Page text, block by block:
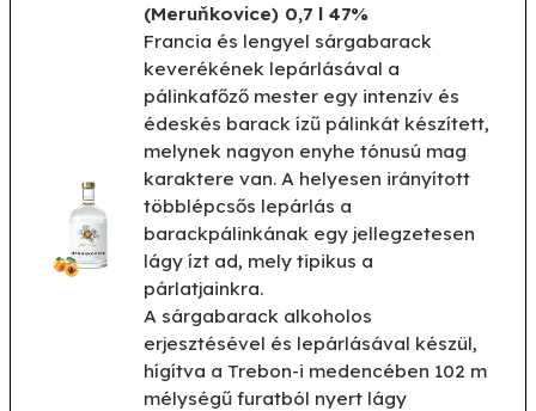
(Meruňkovice) 0,7 l 47%
Francia és lengyel sárgabarack
keverékének lepárlásával a
pálinkafőző mester egy intenzív és
édeskés barack ízű pálinkát készített,
melynek nagyon enyhe tónusú mag
karaktere van. A helyesen irányított
többlépcsős lepárlás a
barackpálinkának egy jellegzetesen
lágy ízt ad, mely tipikus a
párlatjainkra.
A sárgabarack alkoholos
erjesztésével és lepárlásával készül,
hígítva a Trebon-i medencében 102 m
mélységű furatból nyert lágy